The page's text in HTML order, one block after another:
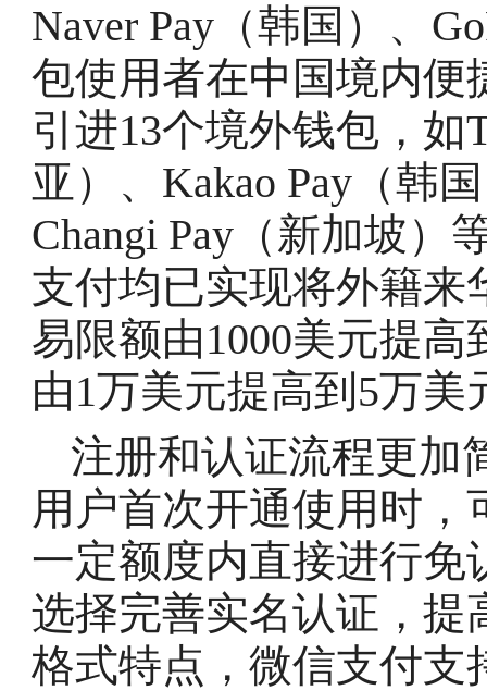
Naver Pay（韩国）、
包使用者在中国境内便
引进13个境外钱包，如
亚）、Kakao Pay（韩
Changi Pay（新加坡）
支付均已实现将外籍来
易限额由1000美元提
由1万美元提高到5万美
注册和认证流程更加
用户首次开通使用时
一定额度内直接进行免
选择完善实名认证，提
格式特点，微信支付支